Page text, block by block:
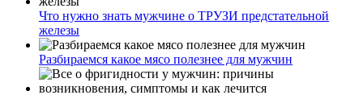
Что нужно знать мужчине о ТРУЗИ предстательной
железы
Разбираемся какое мясо полезнее для мужчин